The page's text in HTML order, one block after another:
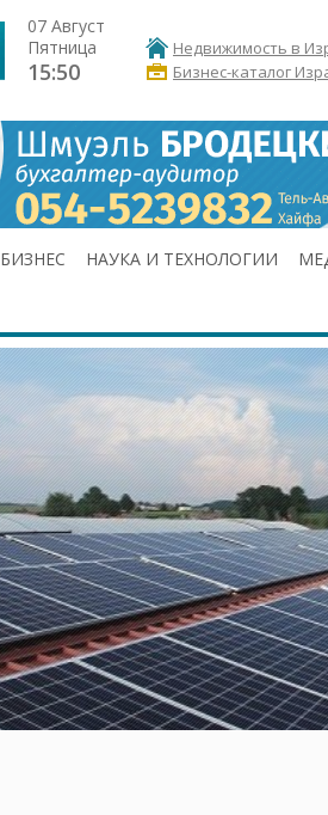
07 Август
Пятница
15:50
Недвижимость в
Бизнес-каталог
БИЗНЕС НАУКА И ТЕХНОЛОГИИ